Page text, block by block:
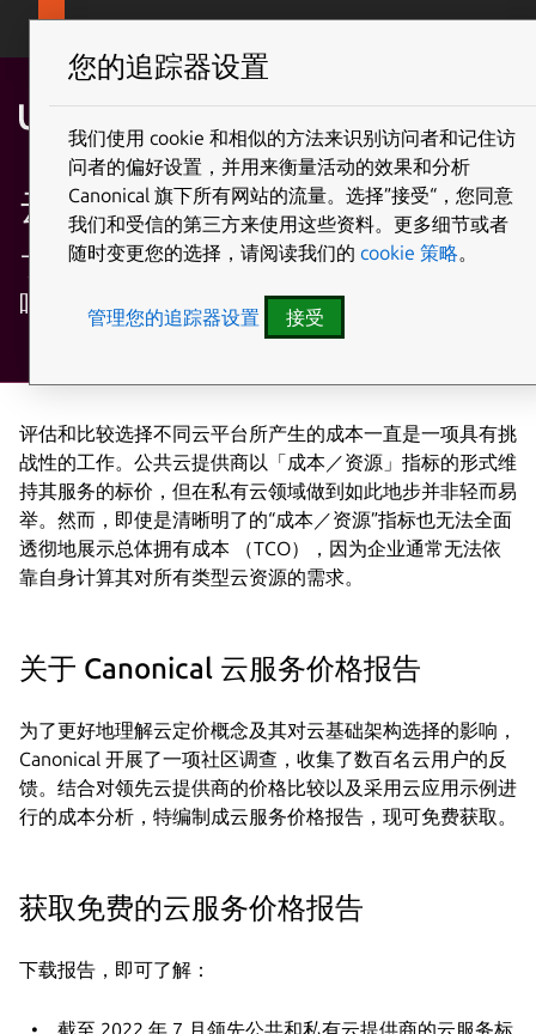
云服务价格报告
了解云服务价格对云基础架构选择的影
响
评估和比较选择不同云平台所产生的成本一直是一项具有挑
战性的工作。公共云提供商以「成本／资源」指标的形式维
持其服务的标价，但在私有云领域做到如此地步并非轻而易
举。然而，即使是清晰明了的“成本／资源”指标也无法全面
透彻地展示总体拥有成本 （TCO），因为企业通常无法依
靠自身计算其对所有类型云资源的需求。
关于 Canonical 云服务价格报告
为了更好地理解云定价概念及其对云基础架构选择的影响，
Canonical 开展了一项社区调查，收集了数百名云用户的反
馈。结合对领先云提供商的价格比较以及采用云应用示例进
行的成本分析，特编制成云服务价格报告，现可免费获取。
获取免费的云服务价格报告
下载报告，即可了解：
截至 2022 年 7 月领先公共和私有云提供商的云服务标
您的追踪器设置
我们使用 cookie 和相似的方法来识别访问者和记住访
问者的偏好设置，并用来衡量活动的效果和分析
Canonical 旗下所有网站的流量。选择”接受“，您同意
我们和受信的第三方来使用这些资料。更多细节或者
随时变更您的选择，请阅读我们的 cookie 策略。
管理您的追踪器设置 接受